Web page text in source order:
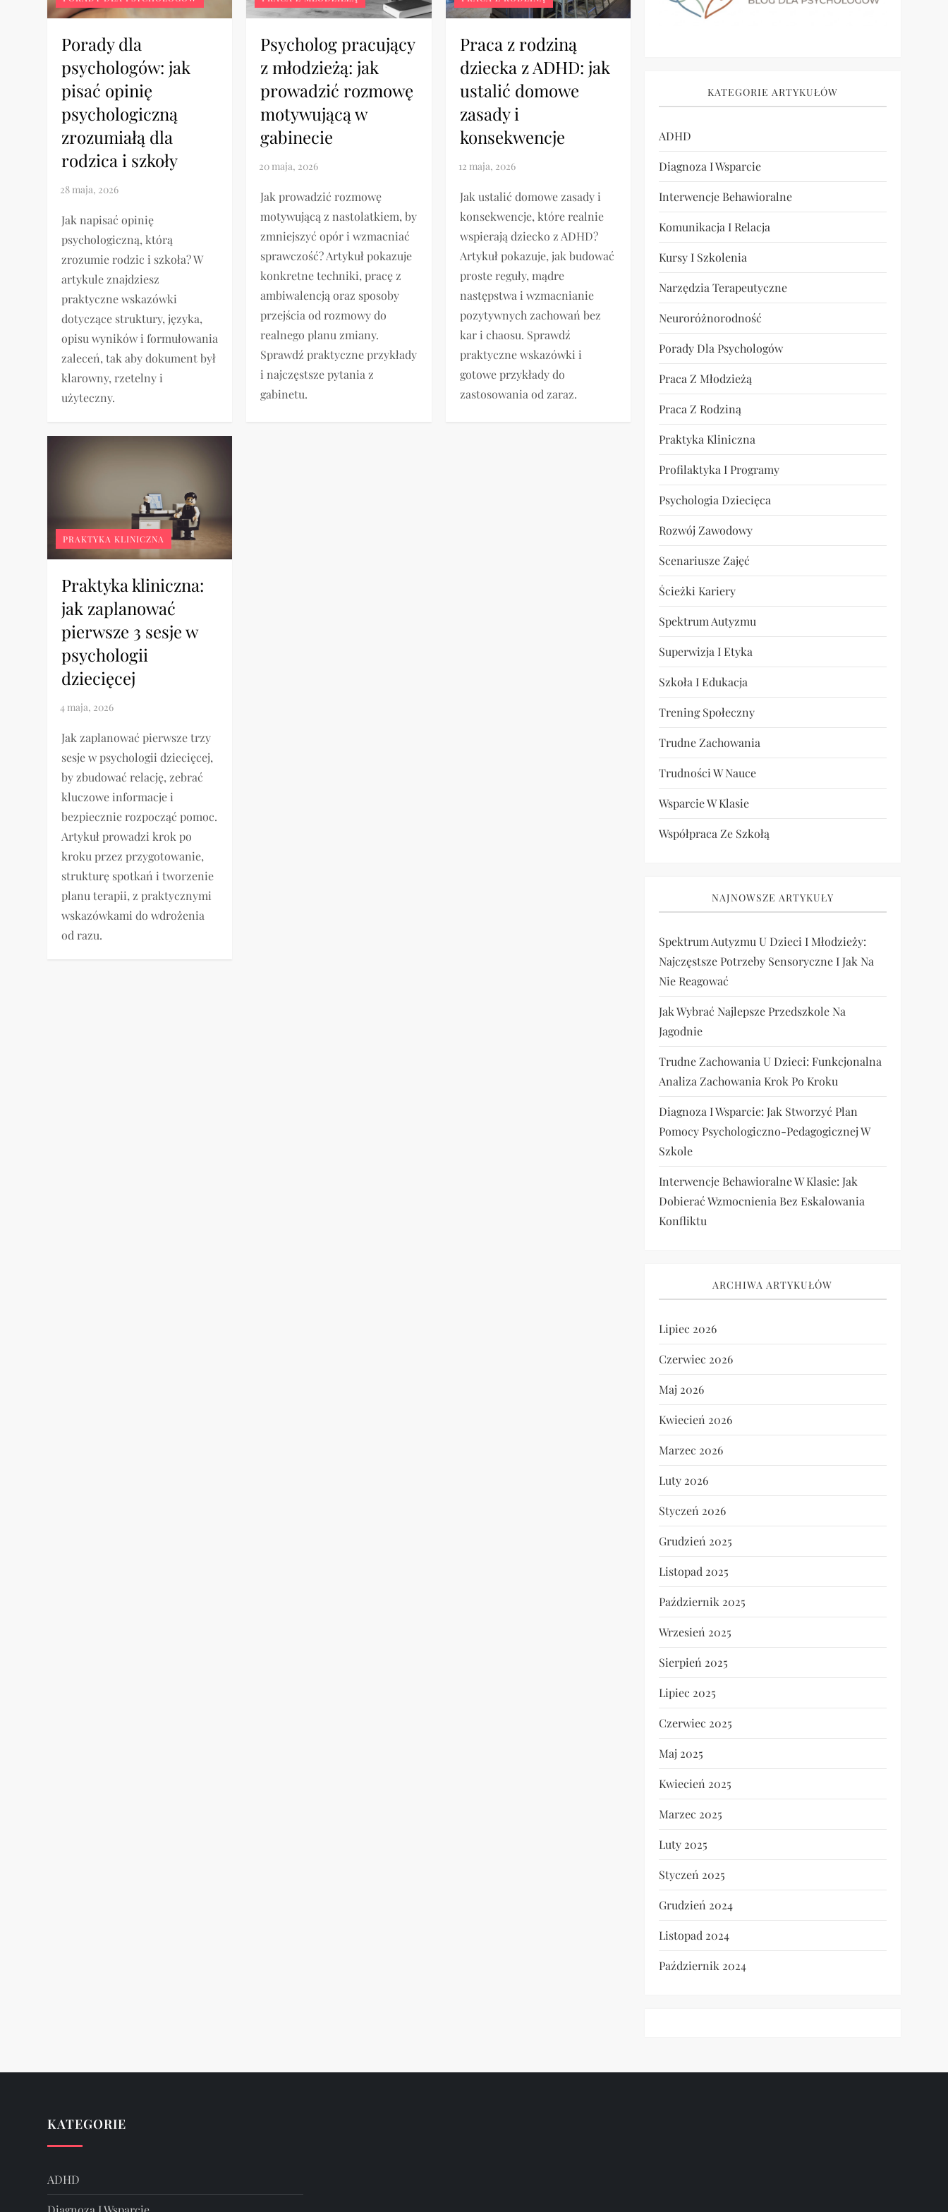
Porady dla
psychologów: jak
pisać opinię
psychologiczną
zrozumiałą dla
rodzica i szkoły
Jak napisać opinię
psychologiczną, którą
zrozumie rodzic i szkoła? W
artykule znajdziesz
praktyczne wskazówki
dotyczące struktury, języka,
opisu wyników i formułowania
zaleceń, tak aby dokument był
klarowny, rzetelny i
użyteczny.
Psycholog pracujący
z młodzieżą: jak
prowadzić rozmowę
motywującą w
gabinecie
Jak prowadzić rozmowę
motywującą z nastolatkiem, by
zmniejszyć opór i wzmacniać
sprawczość? Artykuł pokazuje
konkretne techniki, pracę z
ambiwalencją oraz sposoby
przejścia od rozmowy do
realnego planu zmiany.
Sprawdź praktyczne przykłady
i najczęstsze pytania z
gabinetu.
Praca z rodziną
dziecka z ADHD: jak
ustalić domowe
zasady i
konsekwencje
Jak ustalić domowe zasady i
konsekwencje, które realnie
wspierają dziecko z ADHD?
Artykuł pokazuje, jak budować
proste reguły, mądre
następstwa i wzmacnianie
pozytywnych zachowań bez
kar i chaosu. Sprawdź
praktyczne wskazówki i
gotowe przykłady do
zastosowania od zaraz.
PRAKTYKA KLINICZNA
Praktyka kliniczna:
jak zaplanować
pierwsze 3 sesje w
psychologii
dziecięcej
Jak zaplanować pierwsze trzy
sesje w psychologii dziecięcej,
by zbudować relację, zebrać
kluczowe informacje i
bezpiecznie rozpocząć pomoc.
Artykuł prowadzi krok po
kroku przez przygotowanie,
strukturę spotkań i tworzenie
planu terapii, z praktycznymi
wskazówkami do wdrożenia
od razu.
KATEGORIE ARTYKUŁÓW
ADHD
Diagnoza I Wsparcie
Interwencje Behawioralne
Komunikacja I Relacja
Kursy I Szkolenia
Narzędzia Terapeutyczne
Neuroróżnorodność
Porady Dla Psychologów
Praca Z Młodzieżą
Praca Z Rodziną
Praktyka Kliniczna
Profilaktyka I Programy
Psychologia Dziecięca
Rozwój Zawodowy
Scenariusze Zajęć
Ścieżki Kariery
Spektrum Autyzmu
Superwizja I Etyka
Szkoła I Edukacja
Trening Społeczny
Trudne Zachowania
Trudności W Nauce
Wsparcie W Klasie
Współpraca Ze Szkołą
NAJNOWSZE ARTYKUŁY
Spektrum Autyzmu U Dzieci I Młodzieży:
Najczęstsze Potrzeby Sensoryczne I Jak Na
Nie Reagować
Jak Wybrać Najlepsze Przedszkole Na
Jagodnie
Trudne Zachowania U Dzieci: Funkcjonalna
Analiza Zachowania Krok Po Kroku
Diagnoza I Wsparcie: Jak Stworzyć Plan
Pomocy Psychologiczno-Pedagogicznej W
Szkole
Interwencje Behawioralne W Klasie: Jak
Dobierać Wzmocnienia Bez Eskalowania
Konfliktu
ARCHIWA ARTYKUŁÓW
Lipiec 2026
Czerwiec 2026
Maj 2026
Kwiecień 2026
Marzec 2026
Luty 2026
Styczeń 2026
Grudzień 2025
Listopad 2025
Październik 2025
Wrzesień 2025
Sierpień 2025
Lipiec 2025
Czerwiec 2025
Maj 2025
Kwiecień 2025
Marzec 2025
Luty 2025
Styczeń 2025
Grudzień 2024
Listopad 2024
Październik 2024
KATEGORIE
ADHD